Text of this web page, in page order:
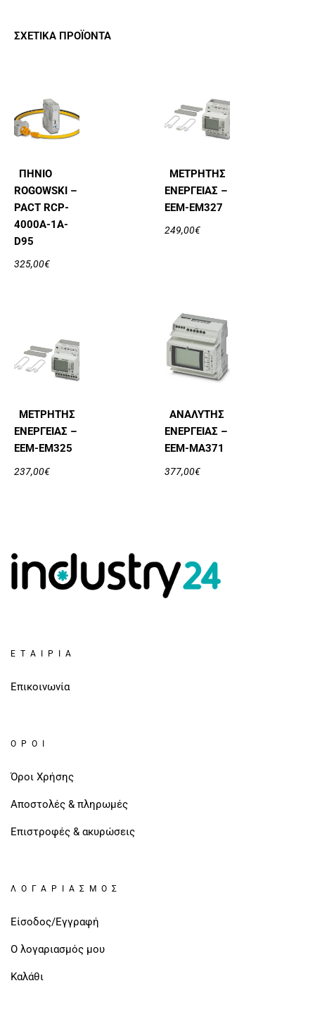
ΣΧΕΤΙΚΆ ΠΡΟΪΌΝΤΑ
ΠΗΝΊΟ
ROGOWSKI –
PACT RCP-
4000A-1A-
D95
325,00€
ΜΕΤΡΗΤΉΣ
ΕΝΈΡΓΕΙΑΣ –
EEM-EM327
249,00€
ΜΕΤΡΗΤΉΣ
ΕΝΈΡΓΕΙΑΣ –
EEM-EM325
237,00€
ΑΝΑΛΥΤΉΣ
ΕΝΈΡΓΕΙΑΣ –
EEM-MA371
377,00€
ΕΤΑΙΡΊΑ
Επικοινωνία
ΌΡΟΙ
Όροι Χρήσης
Αποστολές & πληρωμές
Επιστροφές & ακυρώσεις
ΛΟΓΑΡΙΑΣΜΌΣ
Είσοδος/Εγγραφή
Ο λογαριασμός μου
Καλάθι